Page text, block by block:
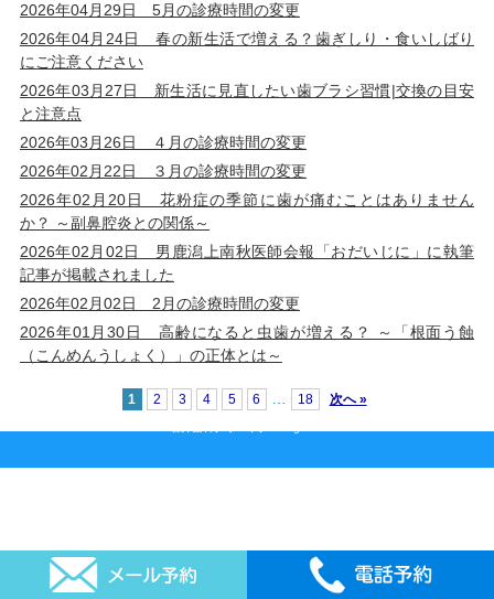
2026年04月29日 5月の診療時間の変更
2026年04月24日 春の新生活で増える？歯ぎしり・食いしばり
にご注意ください
2026年03月27日 新生活に見直したい歯ブラシ習慣|交換の目安
と注意点
2026年03月26日 ４月の診療時間の変更
2026年02月22日 ３月の診療時間の変更
2026年02月20日 花粉症の季節に歯が痛むことはありません
か？ ～副鼻腔炎との関係～
2026年02月02日 男鹿潟上南秋医師会報「おだいじに」に執筆
記事が掲載されました
2026年02月02日 2月の診療時間の変更
2026年01月30日 高齢になると虫歯が増える？ ～「根面う蝕
（こんめんうしょく）」の正体とは～
1 2 3 4 5 6 … 18 次へ »